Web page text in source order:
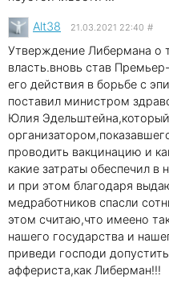
Alt38 21.03.2021 22:40 #
Утверждение Либермана о
власть.вновь став
его действия в борьбе с
поставил министром
Юлия
проводить вакцинацию и
какие затраты обеспечил
и при этом благодаря
медработников спасли
этом считаю,что имеено
нашего государства и
приведи господи
аффериста,как Либерман!!!